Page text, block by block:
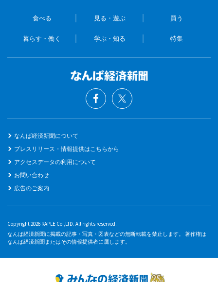
食べる 見る・遊ぶ 買う
暮らす・働く 学ぶ・知る 特集
なんば経済新聞について
プレスリリース・情報提供はこちらから
アクセスデータの利用について
お問い合わせ
広告のご案内
Copyright 2026 RAPLE Co.,LTD. All rights reserved.
なんば経済新聞に掲載の記事・写真・図表などの無断転載を禁止します。 著作権は
なんば経済新聞またはその情報提供者に属します。